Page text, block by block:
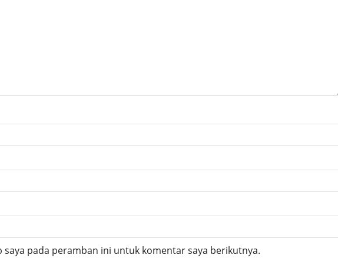
saya pada peramban ini untuk komentar saya berikutnya.